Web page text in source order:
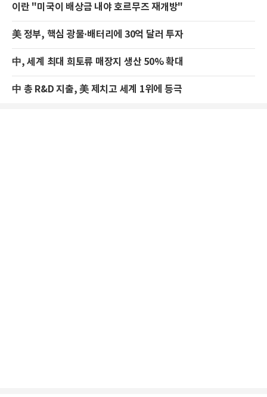
이란 "미국이 배상금 내야 호르무즈 재개방"
美 정부, 핵심 광물·배터리에 30억 달러 투자
中, 세계 최대 희토류 매장지 생산 50% 확대
中 총 R&D 지출, 美 제치고 세계 1위에 등극